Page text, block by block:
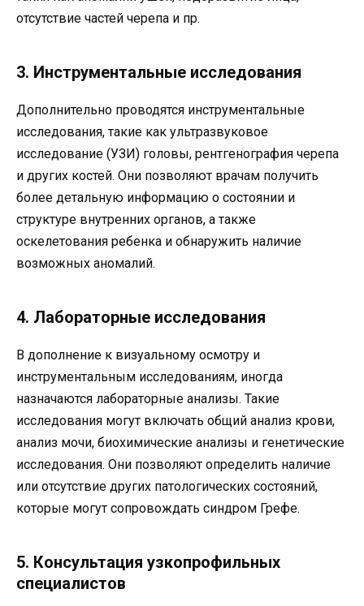
отсутствие частей черепа и пр.
3. Инструментальные исследования
Дополнительно проводятся инструментальные
исследования, такие как ультразвуковое
исследование (УЗИ) головы, рентгенография черепа
и других костей. Они позволяют врачам получить
более детальную информацию о состоянии и
структуре внутренних органов, а также
оскелетования ребенка и обнаружить наличие
возможных аномалий.
4. Лабораторные исследования
В дополнение к визуальному осмотру и
инструментальным исследованиям, иногда
назначаются лабораторные анализы. Такие
исследования могут включать общий анализ крови,
анализ мочи, биохимические анализы и генетические
исследования. Они позволяют определить наличие
или отсутствие других патологических состояний,
которые могут сопровождать синдром Грефе.
5. Консультация узкопрофильных
специалистов